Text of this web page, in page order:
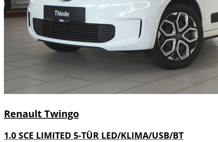
Renault Twingo
1.0 SCE LIMITED 5-TÜR LED/KLIMA/USB/BT